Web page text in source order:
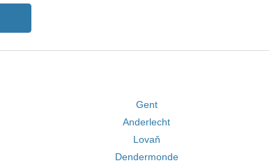
Gent
Anderlecht
Lovaň
Dendermonde